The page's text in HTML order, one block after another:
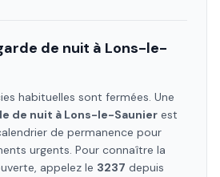
de nuit à Lons-le-
habituelles sont fermées. Une
de nuit à Lons-le-Saunier est
de permanence pour
urgents. Pour connaître la
appelez le 3237 depuis